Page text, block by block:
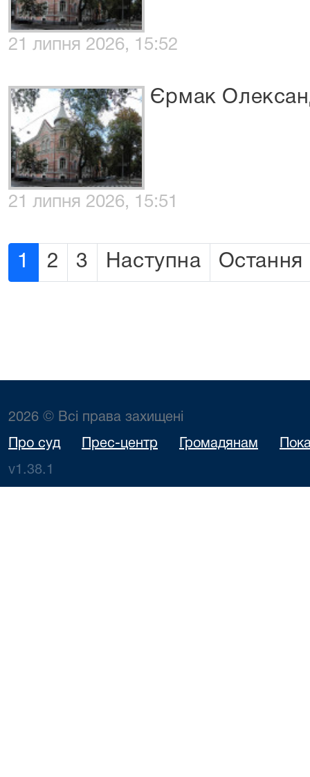
21 липня 2026, 15:52
Єрмак
21 липня 2026, 15:51
1 2 3 Наступна Остання
2026 © Всі права захищені
Про суд Прес-центр Громадянам
v1.38.1